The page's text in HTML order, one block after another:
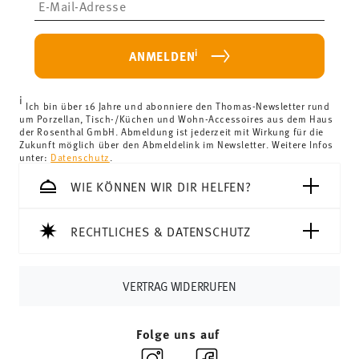
Lieferkosten unter 69,90 €:
weniger als 69,90 € beträgt, fallen Versandkosten an. Für
Deutschland betragen diese 4,90 €. Für alle anderen
Länder können Sie die Lieferkostenhier einsehen
Vereinigtes Königreich:Für Lieferungen ins Vereinigte
Königreich liegt der Mindestbestellwert bei £135, die
Lieferung erfolgt versandkostenfrei.
Schweiz:Lieferungen in die Schweiz sind ab 69,90 CHF
versandkostenfrei. Unter einem Bestellwert von 69,90
CHF liegen die Versandkosten bei 36,90 CHF.
sobald Ihr Paket auf die Reise geht.
Lieferzeit innerhalb Deutschlands:3-5 Werktage für
hier einsehen.
ANMELDENi
i Ich bin über 16 Jahre und abonniere den Thomas-Newsletter rund
um Porzellan, Tisch-/Küchen und Wohn-Accessoires aus dem Haus
der Rosenthal GmbH. Abmeldung ist jederzeit mit Wirkung für die
Zukunft möglich über den Abmeldelink im Newsletter. Weitere Infos
unter: Datenschutz
WIE KÖNNEN WIR DIR HELFEN?
RECHTLICHES & DATENSCHUTZ
VERTRAG WIDERRUFEN
Folge uns auf